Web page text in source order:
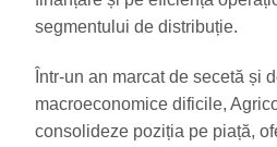
segmentului de distribuție.
Într-un an marcat de secetă și
macroeconomice dificile,
consolideze poziția pe piață,